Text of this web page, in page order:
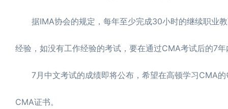
据IMA协会的规定，每年至少完成30小时的继续职业教
经验，如没有工作经验的考试，要在通过CMA考试后的7
7月中文考试的成绩即将公布，希望在高顿学习CMA的
CMA证书。